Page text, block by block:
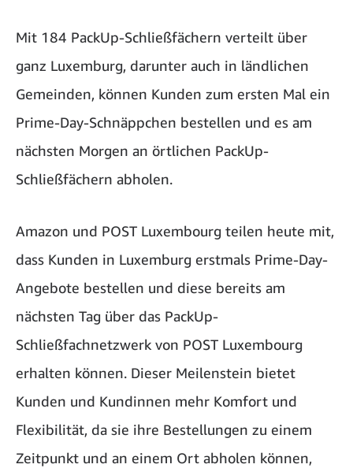
Mit 184 PackUp-Schließfächern verteilt über
ganz Luxemburg, darunter auch in ländlichen
Gemeinden, können Kunden zum ersten Mal ein
Prime-Day-Schnäppchen bestellen und es am
nächsten Morgen an örtlichen PackUp-
Schließfächern abholen.
Amazon und POST Luxembourg teilen heute mit,
dass Kunden in Luxemburg erstmals Prime-Day-
Angebote bestellen und diese bereits am
nächsten Tag über das PackUp-
Schließfachnetzwerk von POST Luxembourg
erhalten können. Dieser Meilenstein bietet
Kunden und Kundinnen mehr Komfort und
Flexibilität, da sie ihre Bestellungen zu einem
Zeitpunkt und an einem Ort abholen können,